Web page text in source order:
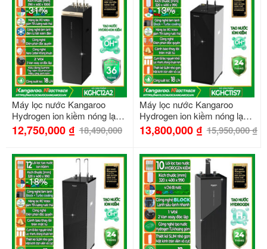
-31%
Máy lọc nước Kangaroo
Hydrogen ion kiềm nóng lạnh
KGHC12A2
12,750,000 ₫ 18,490,000
-13%
Máy lọc nước Kangaroo
Hydrogen ion kiềm nóng lạnh
KGHC11S7
13,800,000 ₫ 15,950,000₫
-18%